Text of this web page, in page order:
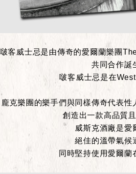
啵客威士忌是由傳奇的愛爾蘭樂團
共同合作誕
啵客威士忌是在
龐克樂團的樂手們與同樣傳奇代表
創造出一款高品質
威斯克酒廠是愛
絕佳的溫帶氣候
同時堅持使用愛爾蘭